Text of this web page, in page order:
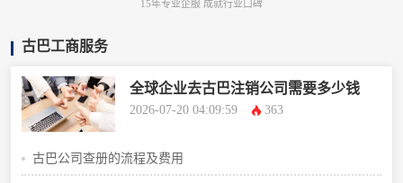
15年专业企服 成就行业口碑
古巴工商服务
全球企业去古巴注销公司需要多少钱
2026-07-20 04:09:59 363
古巴公司查册的流程及费用